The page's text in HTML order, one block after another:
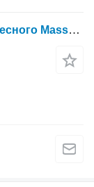
Кожух вентилятора для трактора колесного Massey Ferguson 6260